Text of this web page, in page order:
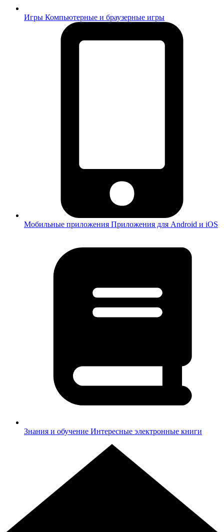
Игры Компьютерные и браузерные игры
Мобильные приложения Приложения для Android и iOS
Знания и обучение Интересные электронные книги